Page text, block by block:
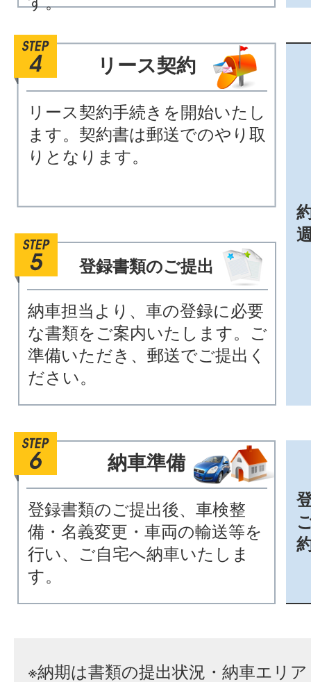
リース契約
リース契約手続きを開始いたし
ます。契約書は郵送でのやり取
りとなります。
登録書類のご提出
納車担当より、車の登録に必要
な書類をご案内いたします。ご
準備いただき、郵送でご提出く
ださい。
納車準備
登録書類のご提出後、車検整
備・名義変更・車両の輸送等を
行い、ご自宅へ納車いたしま
す。
※納期は書類の提出状況・納車エリ